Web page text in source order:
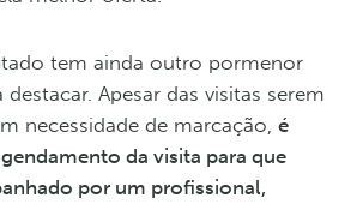
tem ainda outro pormenor
destacar. Apesar das visitas serem
necessidade de marcação, é
da visita para que
por um profissional,